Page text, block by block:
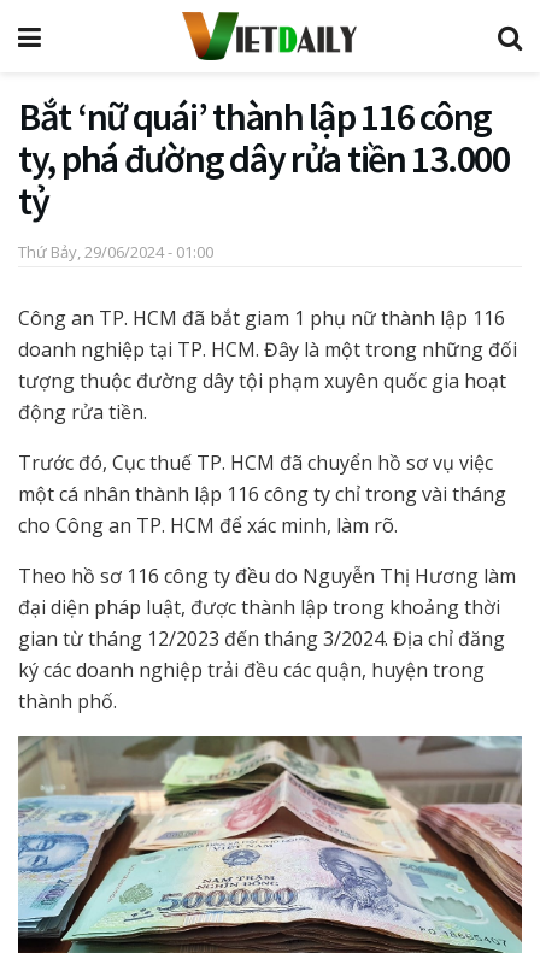
Bắt ‘nữ quái’ thành lập 116 công
ty, phá đường dây rửa tiền 13.000
tỷ
Thứ Bảy, 29/06/2024 - 01:00
Công an TP. HCM đã bắt giam 1 phụ nữ thành lập 116
doanh nghiệp tại TP. HCM. Đây là một trong những đối
tượng thuộc đường dây tội phạm xuyên quốc gia hoạt
động rửa tiền.
Trước đó, Cục thuế TP. HCM đã chuyển hồ sơ vụ việc
một cá nhân thành lập 116 công ty chỉ trong vài tháng
cho Công an TP. HCM để xác minh, làm rõ.
Theo hồ sơ 116 công ty đều do Nguyễn Thị Hương làm
đại diện pháp luật, được thành lập trong khoảng thời
gian từ tháng 12/2023 đến tháng 3/2024. Địa chỉ đăng
ký các doanh nghiệp trải đều các quận, huyện trong
thành phố.